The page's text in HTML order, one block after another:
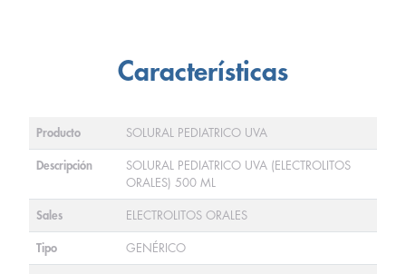
Características
Producto SOLURAL PEDIATRICO UVA
Descripción
SOLURAL PEDIATRICO UVA (ELECTROLITOS
ORALES) 500 ML
Sales ELECTROLITOS ORALES
Tipo GENÉRICO